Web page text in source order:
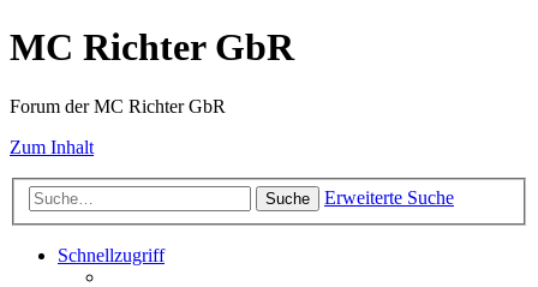
MC Richter GbR
Forum der MC Richter GbR
Zum Inhalt
Suche Erweiterte Suche
Schnellzugriff